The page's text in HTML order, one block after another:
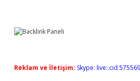
Reklam ve İletişim: Skype: